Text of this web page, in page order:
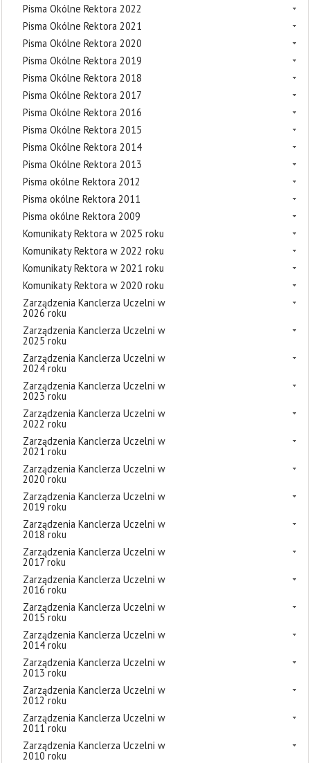
Pisma Okólne Rektora 2022
Pisma Okólne Rektora 2021
Pisma Okólne Rektora 2020
Pisma Okólne Rektora 2019
Pisma Okólne Rektora 2018
Pisma Okólne Rektora 2017
Pisma Okólne Rektora 2016
Pisma Okólne Rektora 2015
Pisma Okólne Rektora 2014
Pisma Okólne Rektora 2013
Pisma okólne Rektora 2012
Pisma okólne Rektora 2011
Pisma okólne Rektora 2009
Komunikaty Rektora w 2025 roku
Komunikaty Rektora w 2022 roku
Komunikaty Rektora w 2021 roku
Komunikaty Rektora w 2020 roku
Zarządzenia Kanclerza Uczelni w
2026 roku
Zarządzenia Kanclerza Uczelni w
2025 roku
Zarządzenia Kanclerza Uczelni w
2024 roku
Zarządzenia Kanclerza Uczelni w
2023 roku
Zarządzenia Kanclerza Uczelni w
2022 roku
Zarządzenia Kanclerza Uczelni w
2021 roku
Zarządzenia Kanclerza Uczelni w
2020 roku
Zarządzenia Kanclerza Uczelni w
2019 roku
Zarządzenia Kanclerza Uczelni w
2018 roku
Zarządzenia Kanclerza Uczelni w
2017 roku
Zarządzenia Kanclerza Uczelni w
2016 roku
Zarządzenia Kanclerza Uczelni w
2015 roku
Zarządzenia Kanclerza Uczelni w
2014 roku
Zarządzenia Kanclerza Uczelni w
2013 roku
Zarządzenia Kanclerza Uczelni w
2012 roku
Zarządzenia Kanclerza Uczelni w
2011 roku
Zarządzenia Kanclerza Uczelni w
2010 roku